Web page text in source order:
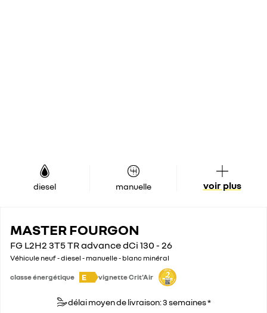
diesel manuelle voir plus
MASTER FOURGON
FG L2H2 3T5 TR advance dCi 130 - 26
Véhicule neuf - diesel - manuelle - blanc minéral
classe énergétique E vignette Crit'Air
délai moyen de livraison: 3 semaines *